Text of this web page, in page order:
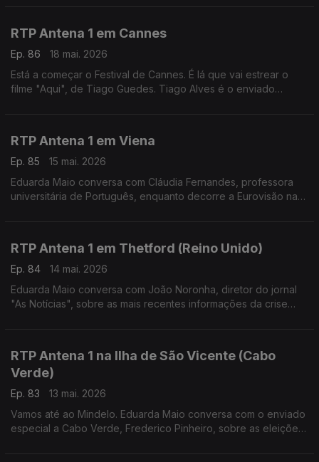
RTP Antena 1 em Cannes
Ep. 86
18 mai. 2026
Está a começar o Festival de Cannes. É lá que vai estrear o
filme "Aqui", de Tiago Guedes. Tiago Alves é o enviado
RTP Antena 1 em Viena
Ep. 85
15 mai. 2026
Eduarda Maio conversa com Cláudia Fernandes, professora
universitária de Português, enquanto decorre a Eurovisão na
RTP Antena 1 em Thetford (Reino Unido)
Ep. 84
14 mai. 2026
Eduarda Maio conversa com João Noronha, diretor do jornal
"As Notícias", sobre as mais recentes informações da crise
RTP Antena 1 na Ilha de São Vicente (Cabo
Verde)
Ep. 83
13 mai. 2026
Vamos até ao Mindelo. Eduarda Maio conversa com o enviado
especial a Cabo Verde, Frederico Pinheiro, sobre as eleições